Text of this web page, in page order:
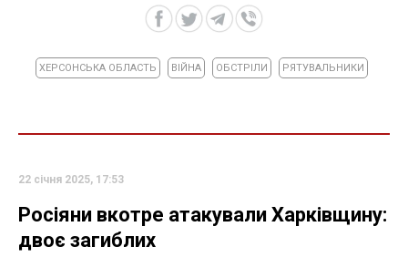
ХЕРСОНСЬКА ОБЛАСТЬ ВІЙНА ОБСТРІЛИ РЯТУВАЛЬНИКИ
22 січня 2025, 17:53
Росіяни вкотре атакували Харківщину:
двоє загиблих